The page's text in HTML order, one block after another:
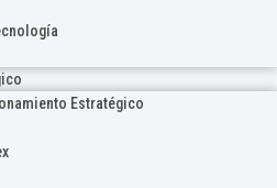
Estratégico